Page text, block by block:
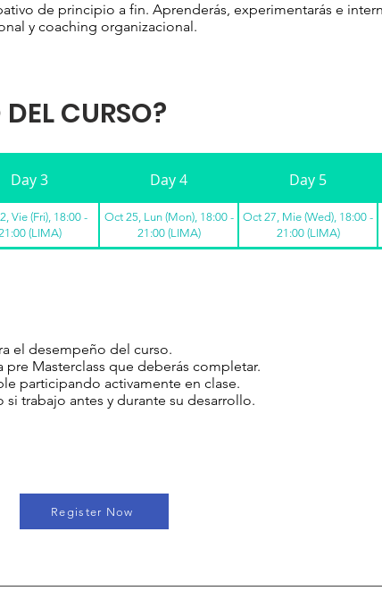
de principio a fin. Aprenderás, experimentarás e
y coaching organizacional.
CURSO?
Day 3 Day 4 Day 5
Vie (Fri), 18:00 -
(LIMA)
Oct 25, Lun (Mon), 18:00 -
21:00 (LIMA)
Oct 27, Mie (Wed), 18:00 -
21:00 (LIMA)
el desempeño del curso.
Masterclass que deberás completar.
participando activamente en clase.
trabajo antes y durante su desarrollo.
Register Now